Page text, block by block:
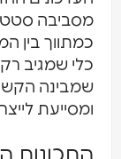
מסביבה סטטית
כמתווך בין
כלי שמגיב רק
שמבינה הקשר,
ומסייעת לייצר